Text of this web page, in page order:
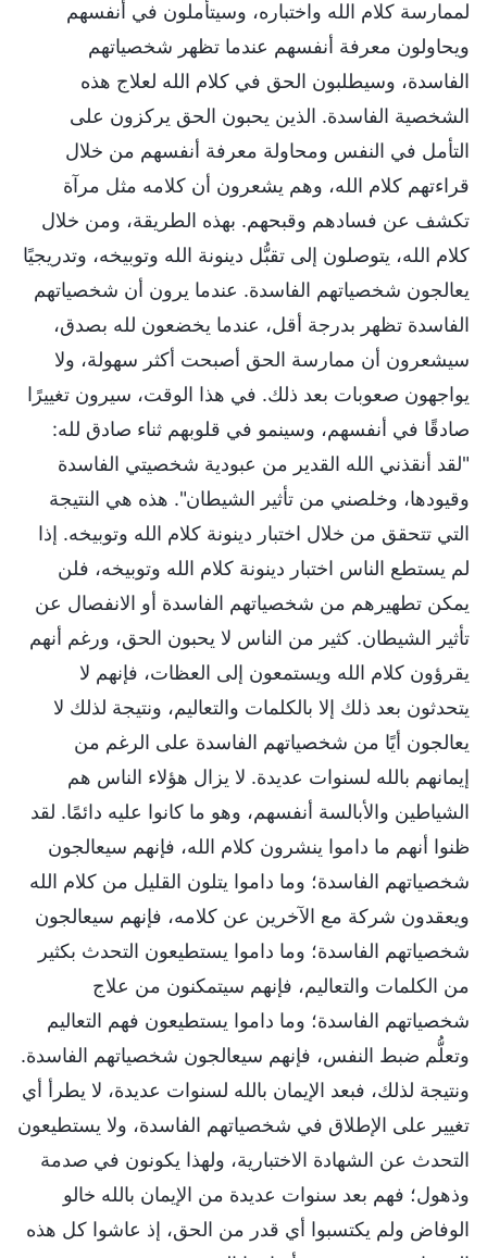
لممارسة كلام الله واختباره، وسيتأملون في أنفسهم
ويحاولون معرفة أنفسهم عندما تظهر شخصياتهم
الفاسدة، وسيطلبون الحق في كلام الله لعلاج هذه
الشخصية الفاسدة. الذين يحبون الحق يركزون على
التأمل في النفس ومحاولة معرفة أنفسهم من خلال
قراءتهم كلام الله، وهم يشعرون أن كلامه مثل مرآة
تكشف عن فسادهم وقبحهم. بهذه الطريقة، ومن خلال
كلام الله، يتوصلون إلى تقبُّل دينونة الله وتوبيخه، وتدريجيًا
يعالجون شخصياتهم الفاسدة. عندما يرون أن شخصياتهم
الفاسدة تظهر بدرجة أقل، عندما يخضعون لله بصدق،
سيشعرون أن ممارسة الحق أصبحت أكثر سهولة، ولا
يواجهون صعوبات بعد ذلك. في هذا الوقت، سيرون تغييرًا
صادقًا في أنفسهم، وسينمو في قلوبهم ثناء صادق لله:
"لقد أنقذني الله القدير من عبودية شخصيتي الفاسدة
وقيودها، وخلصني من تأثير الشيطان". هذه هي النتيجة
التي تتحقق من خلال اختبار دينونة كلام الله وتوبيخه. إذا
لم يستطع الناس اختبار دينونة كلام الله وتوبيخه، فلن
يمكن تطهيرهم من شخصياتهم الفاسدة أو الانفصال عن
تأثير الشيطان. كثير من الناس لا يحبون الحق، ورغم أنهم
يقرؤون كلام الله ويستمعون إلى العظات، فإنهم لا
يتحدثون بعد ذلك إلا بالكلمات والتعاليم، ونتيجة لذلك لا
يعالجون أيًا من شخصياتهم الفاسدة على الرغم من
إيمانهم بالله لسنوات عديدة. لا يزال هؤلاء الناس هم
الشياطين والأبالسة أنفسهم، وهو ما كانوا عليه دائمًا. لقد
ظنوا أنهم ما داموا ينشرون كلام الله، فإنهم سيعالجون
شخصياتهم الفاسدة؛ وما داموا يتلون القليل من كلام الله
ويعقدون شركة مع الآخرين عن كلامه، فإنهم سيعالجون
شخصياتهم الفاسدة؛ وما داموا يستطيعون التحدث بكثير
من الكلمات والتعاليم، فإنهم سيتمكنون من علاج
شخصياتهم الفاسدة؛ وما داموا يستطيعون فهم التعاليم
وتعلُّم ضبط النفس، فإنهم سيعالجون شخصياتهم الفاسدة.
ونتيجة لذلك، فبعد الإيمان بالله لسنوات عديدة، لا يطرأ أي
تغيير على الإطلاق في شخصياتهم الفاسدة، ولا يستطيعون
التحدث عن الشهادة الاختبارية، ولهذا يكونون في صدمة
وذهول؛ فهم بعد سنوات عديدة من الإيمان بالله خالو
الوفاض ولم يكتسبوا أي قدر من الحق، إذ عاشوا كل هذه